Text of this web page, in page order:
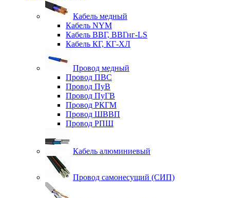
Кабель медный
Кабель NYM
Кабель ВВГ, ВВГнг-LS
Кабель КГ, КГ-ХЛ
Провод медный
Провод ПВС
Провод ПуВ
Провод ПуГВ
Провод РКГМ
Провод ШВВП
Провод РПШ
Кабель алюминиевый
Провод самонесущий (СИП)